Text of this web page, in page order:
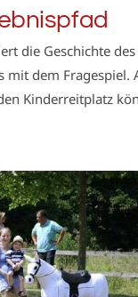
die Geschichte
mit dem
Kinderreitplatz